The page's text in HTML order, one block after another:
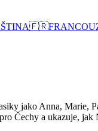
🇫🇷
jako Anna, Marie,
Čechy a ukazuje,